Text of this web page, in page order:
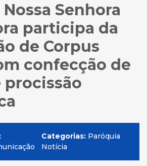
Senhora
participa da
de Corpus
confecção de
procissão
Categorias: Paróquia
Notícia